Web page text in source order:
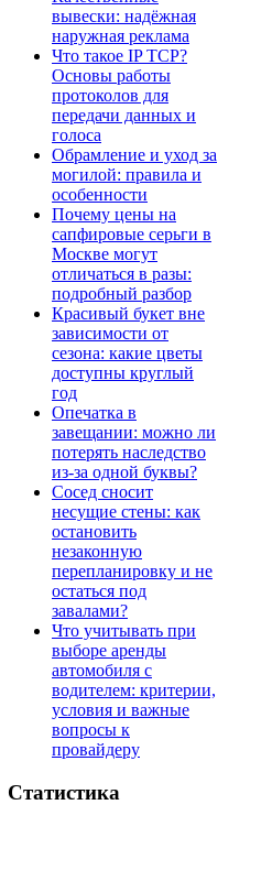
вывески: надёжная
наружная реклама
Что такое IP TCP?
Основы работы
протоколов для
передачи данных и
голоса
Обрамление и уход за
могилой: правила и
особенности
Почему цены на
сапфировые серьги в
Москве могут
отличаться в разы:
подробный разбор
Красивый букет вне
зависимости от
сезона: какие цветы
доступны круглый
год
Опечатка в
завещании: можно ли
потерять наследство
из-за одной буквы?
Сосед сносит
несущие стены: как
остановить
незаконную
перепланировку и не
остаться под
завалами?
Что учитывать при
выборе аренды
автомобиля с
водителем: критерии,
условия и важные
вопросы к
провайдеру
Статистика